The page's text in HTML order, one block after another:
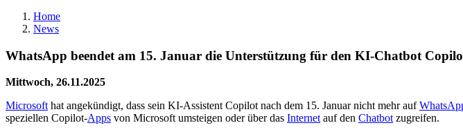
Home
News
WhatsApp beendet am 15. Januar die Unterstützung für den KI-Chatbot
Mittwoch, 26.11.2025
Microsofthat angekündigt, dass sein KI-Assistent Copilot nach dem 15. Januar nicht mehr auf
speziellen Copilot-Apps von Microsoft umsteigen oder über das Internetauf den Chatbotzugreifen.